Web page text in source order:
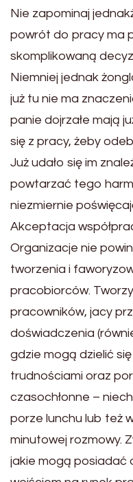
Nie zapominaj
powrót do pracy ma
skomplikowaną
Niemniej jednak
już tu nie ma
panie dojrzałe mają
się z pracy, żeby
Już udało się im
powtarzać tego
niezmiernie
Akceptacja
Organizacje nie
tworzenia i
pracobiorców.
pracowników, jacy
doświadczenia
gdzie mogą dzielić
trudnościami oraz
czasochłonne –
porze lunchu lub też
minutowej rozmowy.
jakie mogą posiadać